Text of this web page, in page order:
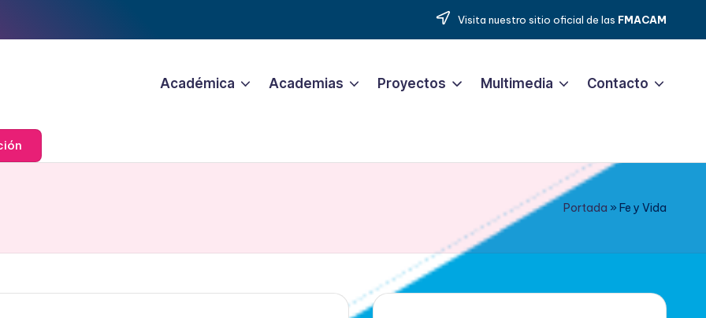
Visita nuestro sitio oficial de las FMACAM
Académica Academias Proyectos Multimedia Contacto
Portada » Fe y Vida